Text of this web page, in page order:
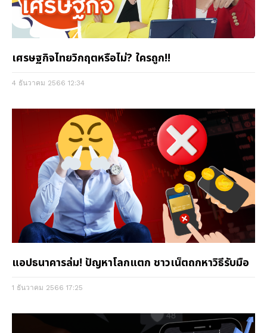
เศรษฐกิจไทยวิกฤตหรือไม่? ใครถูก!!
4 ธันวาคม 2566 12:34
แอปธนาคารล่ม! ปัญหาโลกแตก ชาวเน็ตถกหาวิธีรับมือ
1 ธันวาคม 2566 17:25